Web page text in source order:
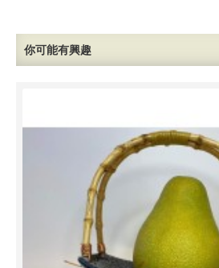
你可能有興趣